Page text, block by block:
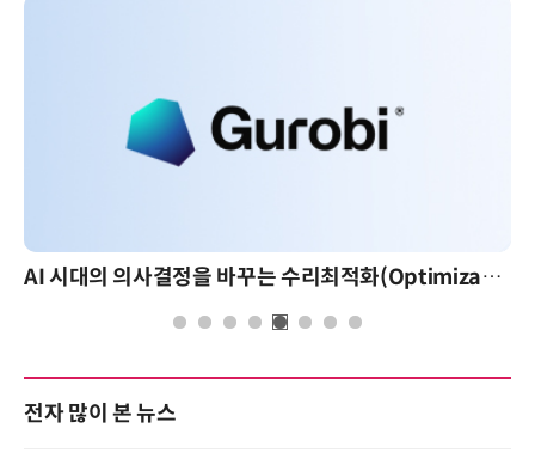
AI 시대의 의사결정을 바꾸는 수리최적화(Optimization): 실제 산업 적용 사례와 활용 전략
전자 많이 본 뉴스